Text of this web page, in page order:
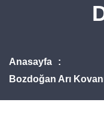
Anasayfa
Bozdoğan Arı